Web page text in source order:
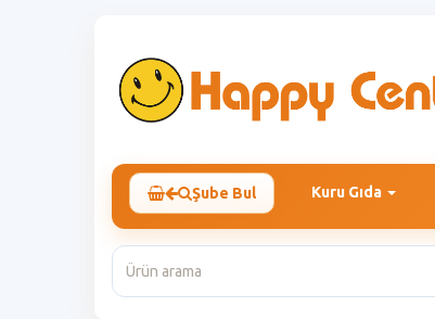
Şube Bul Kuru Gıda